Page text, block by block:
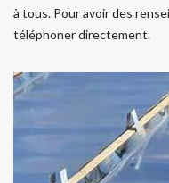
à tous. Pour avoir des
téléphoner directement.